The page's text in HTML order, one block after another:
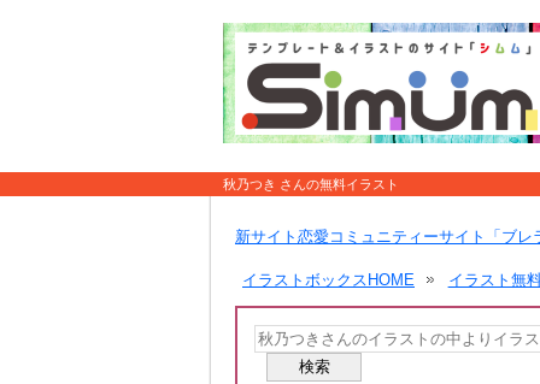
秋乃つき さんの無料イラスト
新サイト恋愛コミュニティーサイト「ブレ
イラストボックスHOME イラスト無